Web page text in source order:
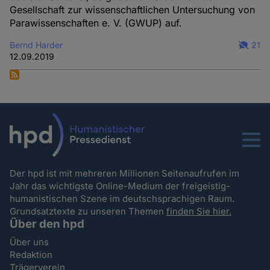
Gesellschaft zur wissenschaftlichen Untersuchung von
Parawissenschaften e. V. (GWUP) auf.
Bernd Harder
12.09.2019
21
Menu
Der hpd ist mit mehreren Millionen Seitenaufrufen im
Jahr das wichtigste Online-Medium der freigeistig-
humanistischen Szene im deutschsprachigen Raum.
Grundsatztexte zu unseren Themenfinden Sie hier.
Über den hpd
Über uns
Redaktion
Trägerverein